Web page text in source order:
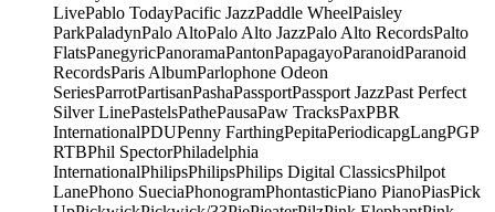
LivePablo TodayPacific JazzPaddle WheelPaisley
ParkPaladynPalo AltoPalo Alto JazzPalo Alto RecordsPalto
FlatsPanegyricPanoramaPantonPapagayoParanoidParanoid
RecordsParis AlbumParlophone Odeon
SeriesParrotPartisanPashaPassportPassport JazzPast Perfect
Silver LinePastelsPathePausaPaw TracksPaxPBR
InternationalPDUPenny FarthingPepitaPeriodicapgLangPGP
RTBPhil SpectorPhiladelphia
InternationalPhilipsPhilipsPhilips Digital ClassicsPhilpot
LanePhono SueciaPhonogramPhontasticPiano PianoPiasPick